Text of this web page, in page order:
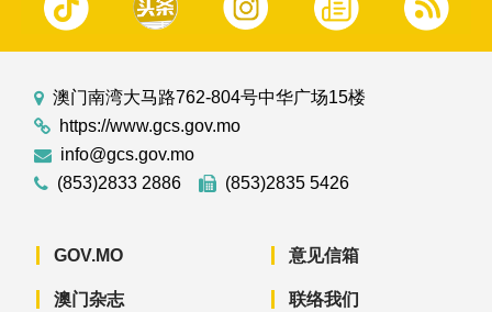
澳门南湾大马路762-804号中华广场15楼
https://www.gcs.gov.mo
info@gcs.gov.mo
(853)2833 2886
(853)2835 5426
GOV.MO
澳门杂志
意见信箱
联络我们